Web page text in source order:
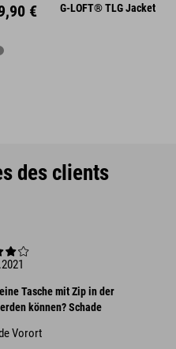
€ XL
G-LOFT® TLG Jacket
des clients
Tasche mit Zip in der
können? Schade
Vorort